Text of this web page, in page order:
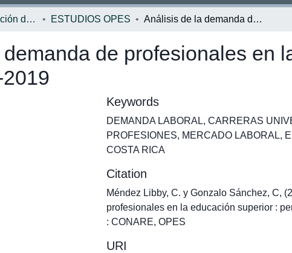
Oficina de Planificación de la Educación Superior (OPES) ESTUDIOS OPES Análisis de la demanda de profesionales en la educación superior : periodo 2018-2019
de profesionales en
Keywords
DEMANDA LABORAL, CARRERAS
PROFESIONES, MERCADO LABORAL,
COSTA RICA
Citation
Méndez Libby, C. y Gonzalo Sánchez, C,
profesionales en la educación superior :
: CONARE, OPES
URI